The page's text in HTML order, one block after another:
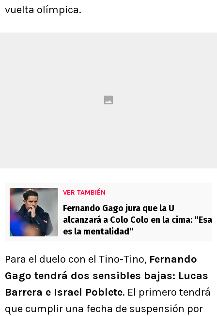
vuelta olímpica.
VER TAMBIÉN
Fernando Gago jura que la U
alcanzará a Colo Colo en la cima: “Esa
es la mentalidad”
Para el duelo con el Tino-Tino, Fernando
Gago tendrá dos sensibles bajas: Lucas
Barrera e Israel Poblete. El primero tendrá
que cumplir una fecha de suspensión por